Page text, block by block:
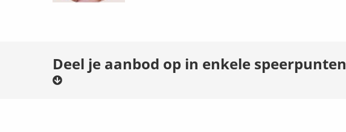
Deel je aanbod op in enkele speerpunten